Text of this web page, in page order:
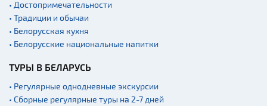
• Достопримечательности
• Традиции и обычаи
• Белорусская кухня
• Белорусские национальные напитки
ТУРЫ В БЕЛАРУСЬ
• Регулярные однодневные экскурсии
• Сборные регулярные туры на 2-7 дней